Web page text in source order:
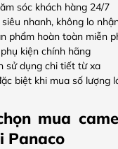
sóc khách hàng 24/7
siêu nhanh, không lo
phẩm hoàn toàn miễn
kiện chính hãng
sử dụng chi tiết từ xa
biệt khi mua số lượng
mua
Panaco